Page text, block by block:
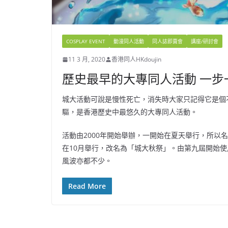
COSPLAY EVENT 動漫同人活動 同人誌即賣會 講座/研討會
11 3 月, 2020 香港同人HKdoujin
歷史最早的大專同人活動 一
城大活動可說是慢性死亡，消失時大家只記得它是
驅，是香港歷史中最悠久的大專同人活動。
活動由2000年開始舉辦，一開始在夏天舉行，所以
在10月舉行，改名為「城大秋祭」。由第九屆開始
風波亦都不少。
Read More